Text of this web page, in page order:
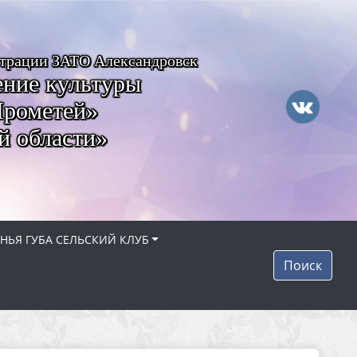
ЗАТО Александровск
культуры
области»
ГУБА СЕЛЬСКИЙ КЛУБ
Поиск